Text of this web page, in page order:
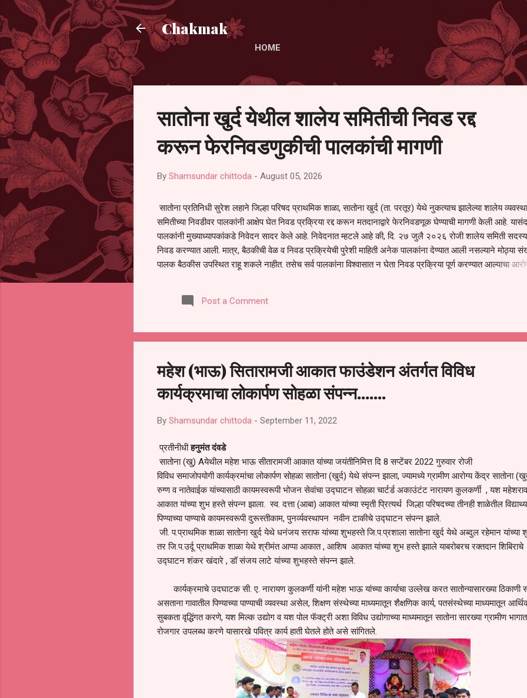
Chakmak
HOME
सातोना खुर्द येथील शालेय समितीची निवड रद्द
करून फेरनिवडणुकीची पालकांची मागणी
By Shamsundar chittoda - August 05, 2026
सातोना प्रतिनिधी सुरेश लहाने जिल्हा परिषद प्राथमिक शाळा, सातोना खुर्द (ता. परतूर) येथे नुकत्याच झालेल्या शालेय
समितीच्या निवडीवर पालकांनी आक्षेप घेत निवड प्रक्रिया रद्द करून मतदानाद्वारे फेरनिवडणूक घेण्याची मागणी केली आहे.
पालकांनी मुख्याध्यापकांकडे निवेदन सादर केले आहे. निवेदनात म्हटले आहे की, दि. २७ जुलै २०२६ रोजी शालेय समिती
निवड करण्यात आली. मात्र, बैठकीची वेळ व निवड प्रक्रियेची पुरेशी माहिती अनेक पालकांना देण्यात आली नसल्याने मोठ्या
पालक बैठकीस उपस्थित राहू शकले नाहीत. तसेच सर्व पालकांना विश्वासात न घेता निवड प्रक्रिया पूर्ण करण्यात आल्याचा
समितीची फेरनिवडणूक घेण्यात यावी, अशी मागणी पालकांनी केली आहे. या निवेदनाच्या प्रती जिल्हा शिक्षण अधिकारी
जालना तसेच तालुका शिक्षण अधिकारी, परतूर यांनाही पाठविण्यात आल्या असून प्रशासन याबाबत काय निर्णय घेते, याकडे
Post a Comment
महेश (भाऊ) सितारामजी आकात फाउंडेशन अंतर्गत विविध
कार्यक्रमाचा लोकार्पण सोहळा संपन्न.......
By Shamsundar chittoda - September 11, 2022
प्रतीनीधीहनुमंत दंवडे
सातोना (खु) Aयेथील महेश भाऊ सीतारामजी आकात यांच्या जयंतीनिमित्त दि 8 सप्टेंबर 2022 गुरुवार रोजी
विविध समाजोपयोगी कार्यक्रमांचा लोकार्पण सोहळा सातोना (खुर्द) येथे संपन्न झाला, ज्यामध्ये ग्रामीण आरोग्य केंद्र सातोना
रुग्ण व नातेवाईक यांच्यासाठी कायमस्वरूपी भोजन सेवांचा उद्घाटन सोहळा चार्टर्ड अकाउंटंट नारायण कुलकर्णी , यश महेशराव
आकात यांच्या शुभ हस्ते संपन्न झाला. स्व. दत्ता (आबा) आकात यांच्या स्मृती प्रित्यर्थ जिल्हा परिषदच्या तीनही शाळेतील
पिण्याच्या पाण्याचे कायमस्वरूपी दुरूस्तीकाम, पुनर्व्यवस्थापन नवीन टाकीचे उद्घाटन संपन्न झाले.
जी. प.प्राथमिक शाळा सातोना खुर्द येथे धनंजय सराफ यांच्या शुभहस्ते जि.प.प्रशाला सातोना खुर्द येथे अब्दुल रहेमान यांच्या
तर जि.प.उर्दू प्राथमिक शाळा येथे श्रीमंत आप्पा आकात , आशिष आकात यांच्या शुभ हस्ते झााले याबरोबरच रक्तदान शिबिराचे
उद्घाटन शंकर खंदारे , डॉ संजय लाटे यांच्या शुभहस्ते संपन्न झाले.
कार्यक्रमाचे उदघाटक सी. ए. नारायण कुलकर्णी यांनी महेश भाऊ यांच्या कार्याचा उल्लेख करत सातोन्यासारख्या ठिकाणी
असताना गावातील पिण्याच्या पाण्याची व्यवस्था असेल, शिक्षण संस्थेच्या माध्यमातून शैक्षणिक कार्य, पतसंस्थेच्या माध्यमातून
सुबकता वृद्धिंगत करणे, यश मिल्क उद्योग व यश पोल फॅक्ट्री अशा विविध उद्योगाच्या माध्यमातून सातोना सारख्या ग्रामीण भागात
रोजगार उपलब्ध करणे यासारखे पवित्र कार्य हाती घेतले होते असे सांगितले.